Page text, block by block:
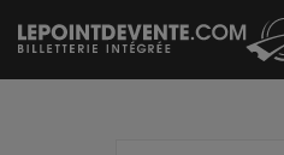
Passer
au
contenu